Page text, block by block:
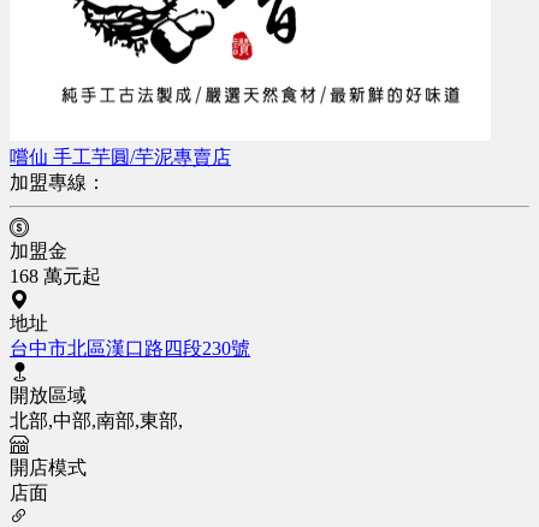
嚐仙 手工芋圓/芋泥專賣店
加盟專線：
加盟金
168 萬元起
地址
台中市北區漢口路四段230號
開放區域
北部,中部,南部,東部,
開店模式
店面